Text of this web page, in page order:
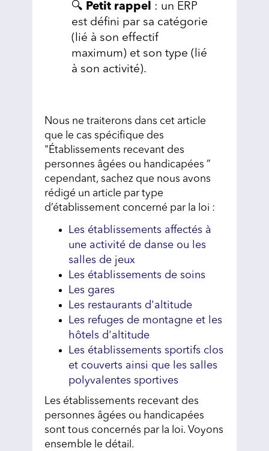
🔍 Petit rappel : un ERP
est défini par sa catégorie
(lié à son effectif
maximum) et son type (lié
à son activité).
Nous ne traiterons dans cet article
que le cas spécifique des
"Établissements recevant des
personnes âgées ou handicapées ”
cependant, sachez que nous avons
rédigé un article par type
d’établissement concerné par la loi :
Les établissements affectés à
une activité de danse ou les
salles de jeux
Les établissements de soins
Les gares
Les restaurants d'altitude
Les refuges de montagne et les
hôtels d'altitude
Les établissements sportifs clos
et couverts ainsi que les salles
polyvalentes sportives
Les établissements recevant des
personnes âgées ou handicapées
sont tous concernés par la loi. Voyons
ensemble le détail.